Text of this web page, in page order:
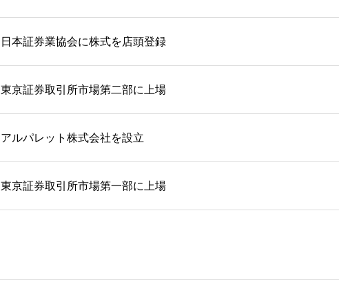
日本証券業協会に株式を店頭登録
東京証券取引所市場第二部に上場
アルパレット株式会社を設立
東京証券取引所市場第一部に上場